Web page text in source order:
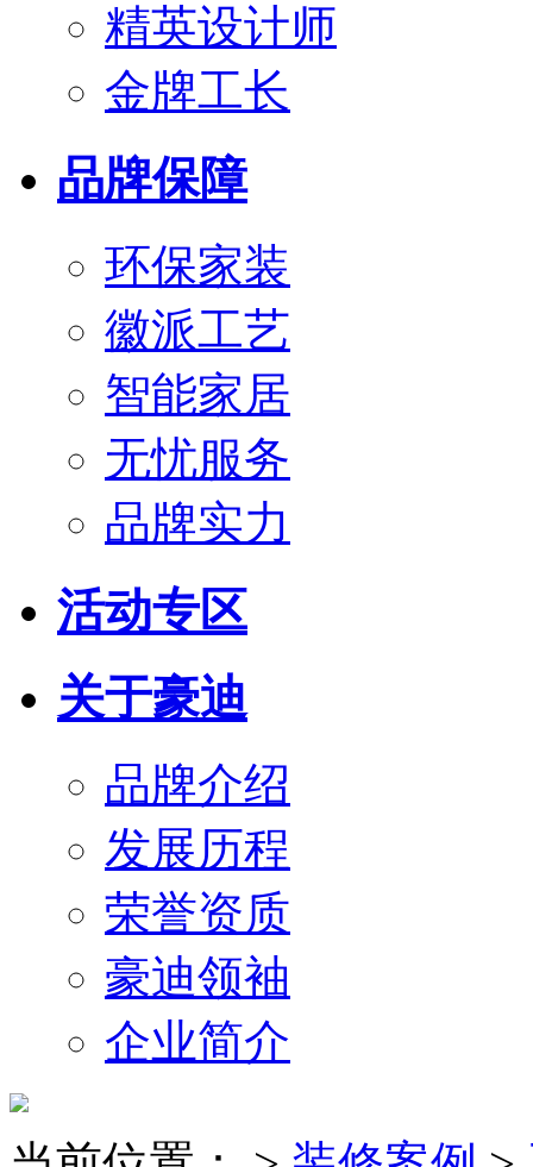
精英设计师
金牌工长
品牌保障
环保家装
徽派工艺
智能家居
无忧服务
品牌实力
活动专区
关于豪迪
品牌介绍
发展历程
荣誉资质
豪迪领袖
企业简介